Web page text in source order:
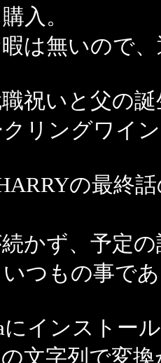
入。
は無いので
祝いと父の
リングワイ
の最終
かず、予定
つもの事で
インストー
文字列で変